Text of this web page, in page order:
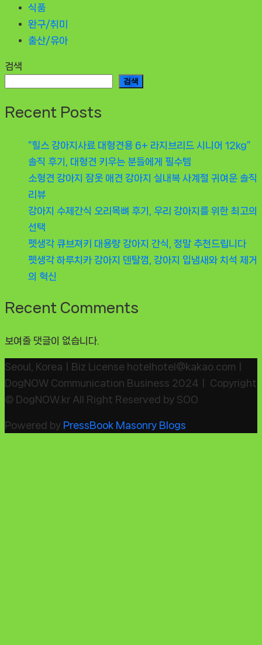
식품
완구/취미
출산/유아
검색
검색
Recent Posts
“힐스 강아지사료 대형견용 6+ 라지브리드 시니어 12kg”
솔직 후기, 대형견 키우는 분들에게 필수템
소형견 강아지 잠옷 애견 강아지 실내복 사계절 귀여운 솔직
리뷰
강아지 수제간식 오리목뼈 후기, 우리 강아지를 위한 최고의
선택
펫생각 큐브져키 대용량 강아지 간식, 정말 추천드립니다
펫생각 하루치카 강아지 덴탈껌, 강아지 입냄새와 치석 제거
의 혁신
Recent Comments
보여줄 댓글이 없습니다.
Seoul, KoreaㅣBiz License hotelhotel@kakao.comㅣ
DogNOW Communication Business 2024ㅣ Copyright
© DogNOW.kr All Right Reserved by SOO
Powered by PressBook Masonry Blogs